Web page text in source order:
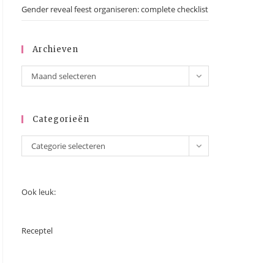
Gender reveal feest organiseren: complete checklist
Archieven
Archieven
Maand selecteren
Categorieën
Categorieën
Categorie selecteren
Ook leuk:
Receptel